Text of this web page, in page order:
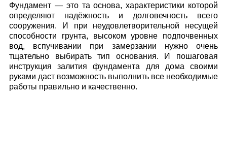
Фундамент — это та основа, характеристики которой
определяют надёжность и долговечность всего
сооружения. И при неудовлетворительной несущей
способности грунта, высоком уровне подпочвенных
вод, вспучивании при замерзании нужно очень
тщательно выбирать тип основания. И пошаговая
инструкция залития фундамента для дома своими
руками даст возможность выполнить все необходимые
работы правильно и качественно.